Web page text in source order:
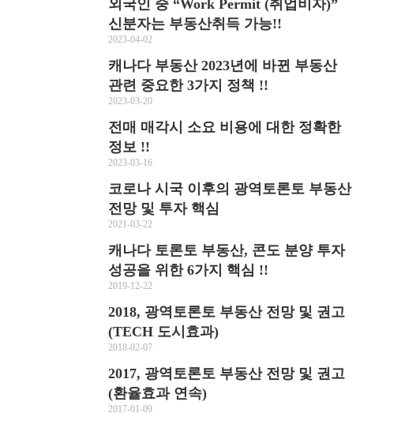
외국인 중 “Work Permit (취업비자)”
신분자는 부동산취득 가능!!
2023-04-02
캐나다 부동산 2023년에 바뀐 부동산
관련 중요한 3가지 정책 !!
2023-03-20
전매 매각시 소요 비용에 대한 정확한
정보 !!
2023-03-16
코로나 시국 이후의 광역토론토 부동산
전망 및 투자 핵심
2021-03-22
캐나다 토론토 부동산, 콘도 분양 투자
성공을 위한 6가지 핵심 !!
2019-12-22
2018, 광역토론토 부동산 전망 및 권고
(TECH 도시효과)
2018-02-07
2017, 광역토론토 부동산 전망 및 권고
(환율효과 연속)
2017-01-09